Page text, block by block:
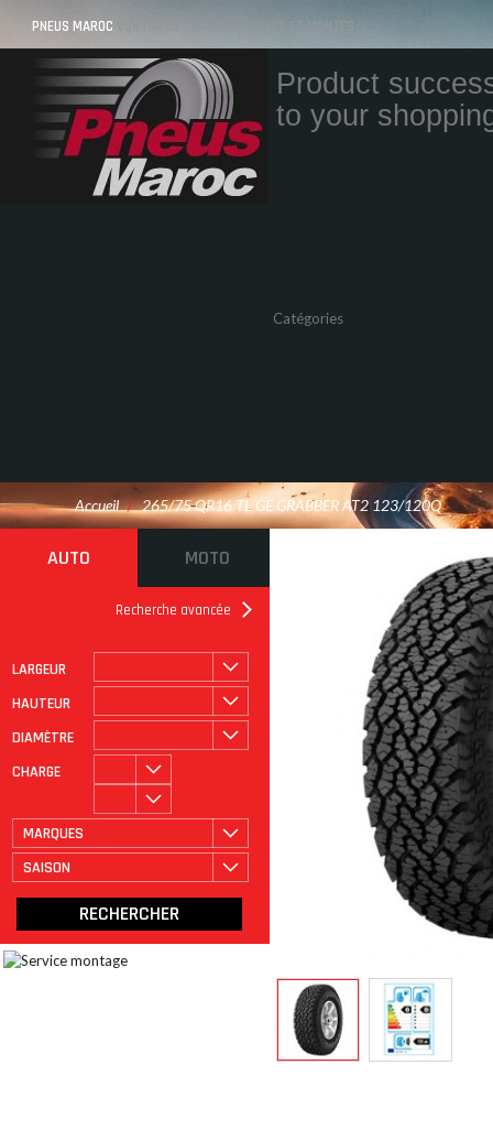
PNEUS MAROC VOS PNEUS AU MAROC LIVRÉS ET MONTÉS
Product
to your
Catégories
Accueil / 265/75 QR16 TL GE GRABBER AT2 123/120Q
AUTO MOTO
Recherche avancée
LARGEUR
HAUTEUR
DIAMÈTRE
CHARGE
MARQUES
SAISON
ROULAGE À PLAT